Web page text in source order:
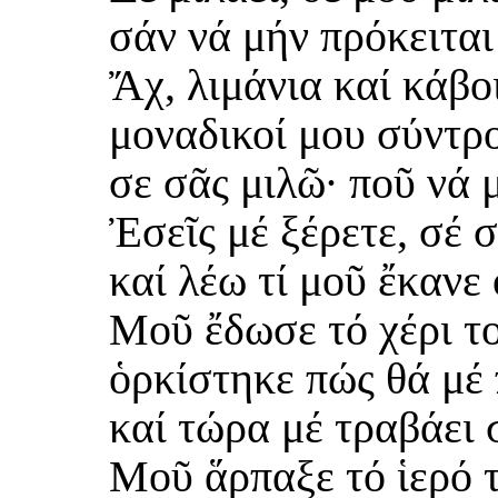
σάν νά μήν
Ἄχ, λιμάνια καί
μοναδικοί μου
σε σᾶς μιλῶ· ποῦ νά
Ἐσεῖς μέ ξέρετε, σέ
καί λέω τί μοῦ
Μοῦ ἔδωσε τό χέρι
ὁρκίστηκε πώς θά
καί τώρα μέ τραβάει
Μοῦ ἅρπαξε τό ἱερό